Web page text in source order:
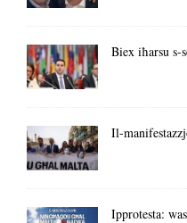
Biex iħarsu s-
Il-
Ipprotesta: